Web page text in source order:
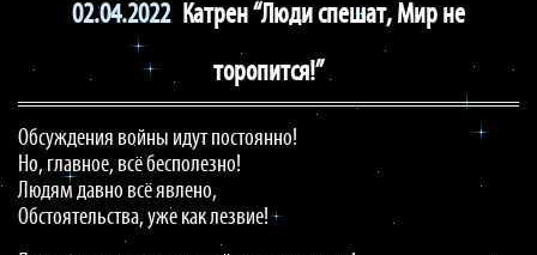
02.04.2022 Катрен “Люди спешат, Мир не
торопится!”
Обсуждения войны идут постоянно!
Но, главное, всё бесполезно!
Людям давно всё явлено,
Обстоятельства, уже как лезвие!